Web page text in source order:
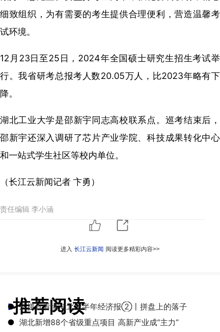
细致组织，为有需要的考生提供合理便利，营造温馨考
试环境。
12月23日至25日，2024年全国硕士研究生招生考试举
行。我省研考总报考人数20.05万人，比2023年略有下
降。
湖北工业大学是邵新宇同志高校联系点。巡考结束后，
邵新宇还深入调研了芯片产业学院、科技成果转化中心
和一站式学生社区等校内单位。
（长江云新闻记者 卞勇）
责任编辑 李小涵
进入 长江云新闻 阅读更多精彩内容>>
推荐阅读
● 从拼豆看懂湖北上半年经济报②丨拼盘上的落子
● 湖北新增88个省级重点项目 高新产业成“主力”